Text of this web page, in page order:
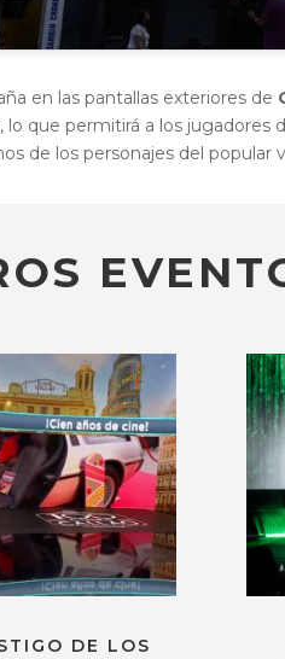
en las pantallas exteriores de
que permitirá a los
de los personajes del popular
DE LOS